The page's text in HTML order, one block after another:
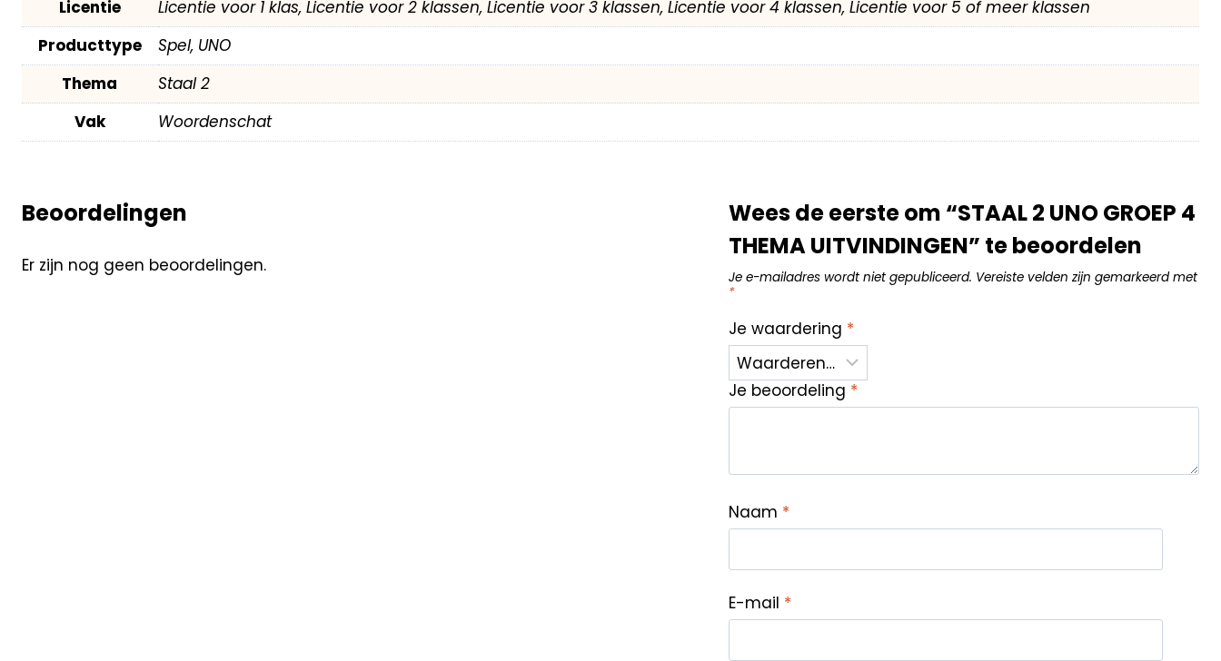
Licentie
Licentie voor 1 klas, Licentie voor 2 klassen, Licentie voor 3 klassen, Licentie voor 4 klassen, Licentie voor 5 of meer klassen
Producttype
Spel, UNO
Thema
Staal 2
Vak
Woordenschat
Beoordelingen
Er zijn nog geen beoordelingen.
Wees de eerste om “STAAL 2 UNO GROEP 4
THEMA UITVINDINGEN” te beoordelen
Je e-mailadres wordt niet gepubliceerd. Vereiste velden zijn gemarkeerd met
*
Je waardering *
Je beoordeling *
Naam *
E-mail *